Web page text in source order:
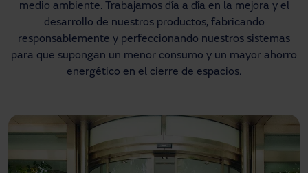
medio ambiente. Trabajamos día a día en la mejora y el
desarrollo de nuestros productos, fabricando
responsablemente y perfeccionando nuestros sistemas
para que supongan un menor consumo y un mayor ahorro
energético en el cierre de espacios.